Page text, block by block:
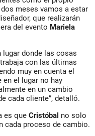
meses vamos a estar
que realizarán
del evento Mariela
lugar donde las cosas
con las últimas
muy en cuenta el
el lugar no hay
en un cambio
cada cliente”, detalló.
es que Cristóbal no solo
cada proceso de cambio.